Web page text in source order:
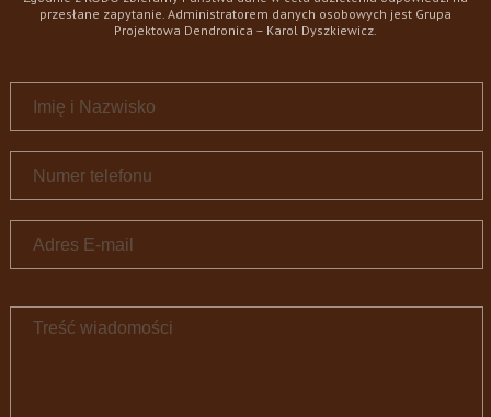
przesłane zapytanie. Administratorem danych osobowych jest Grupa
Projektowa Dendronica – Karol Dyszkiewicz.